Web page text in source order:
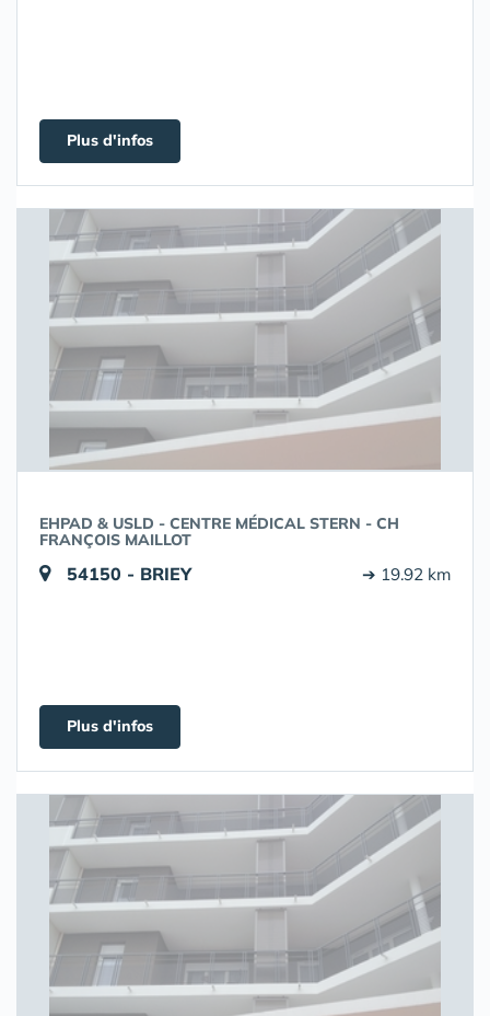
Plus d'infos
EHPAD & USLD - CENTRE MÉDICAL STERN - CH
FRANÇOIS MAILLOT
54150 - BRIEY ➔ 19.92 km
Plus d'infos